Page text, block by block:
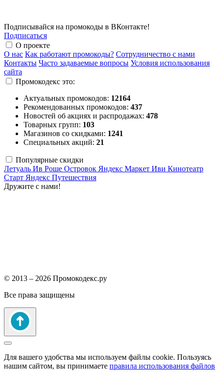
Подписывайся на промокоды в ВКонтакте!
Подписаться
О проекте
О нас Как работают промокоды? Сотрудничество с нами
Контакты Часто задаваемые вопросы Условия использования
сайта
Промокодекс это:
Актуальных промокодов: 12164
Рекомендованных промокодов: 437
Новостей об акциях и распродажах: 478
Товарных групп: 103
Магазинов со скидками: 1241
Специальных акций: 21
Популярные скидки
Летуаль Ив Роше Островок Яндекс Маркет Иви Кинотеатр
Старт Яндекс Путешествия
Дружите с нами!
© 2013 – 2026 Промокодекс.ру
Все права защищены
Для вашего удобства мы используем файлы cookie. Пользуясь
нашим сайтом, вы принимаете правила использования файлов